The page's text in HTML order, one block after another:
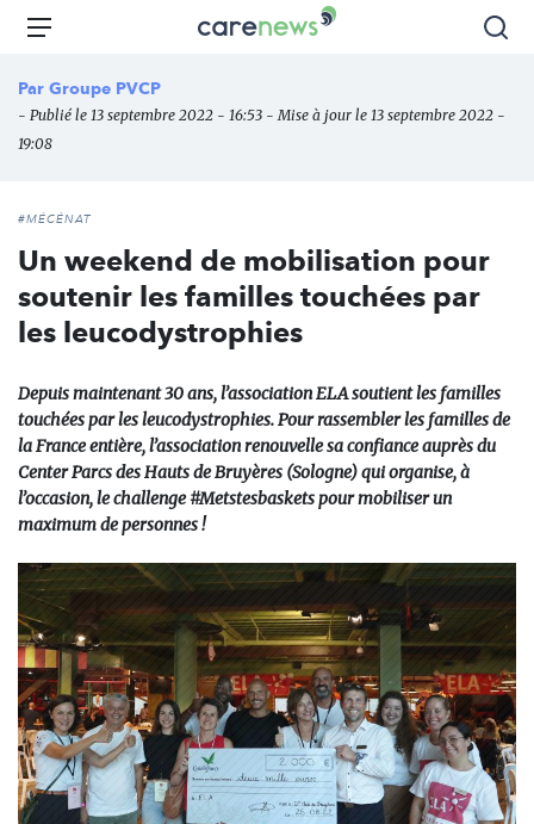
Aller
principal
Carenews,
des
Menu
Par Groupe PVCP
- Publié le 13 septembre 2022 - 16:53 - Mise à jour le 13 septembre 2022 -
19:08
#MÉCÉNAT
Un weekend de mobilisation pour
soutenir les familles touchées par
les leucodystrophies
Depuis maintenant 30 ans, l’association ELA soutient les familles
touchées par les leucodystrophies. Pour rassembler les familles de
la France entière, l’association renouvelle sa confiance auprès du
Center Parcs des Hauts de Bruyères (Sologne) qui organise, à
l’occasion, le challenge #Metstesbaskets pour mobiliser un
maximum de personnes !